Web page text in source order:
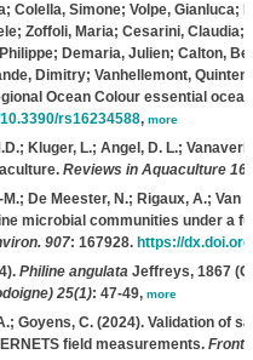
Colella, Simone; Volpe, Gianluca;
Zoffoli, Maria; Cesarini,
Demaria, Julien; Calton,
Dimitry; Vanhellemont,
Ocean Colour essential
rs16234588, more
Kluger, L.; Angel, D. L.;
Reviews in Aquaculture
De Meester, N.; Rigaux, A.; Van
microbial communities under a
907: 167928. https://
Philine angulata Jeffreys, 1867
25(1): 47-49, more
Goyens, C.(2024). Validation of
field measurements. Front.